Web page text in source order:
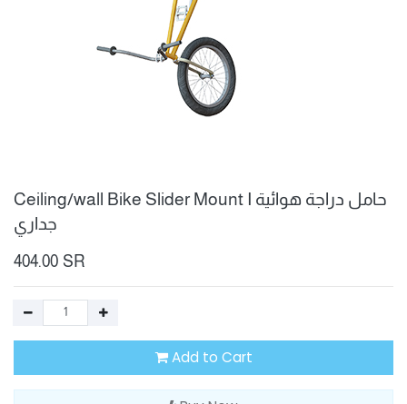
Ceiling/wall Bike Slider Mount I حامل دراجة هوائية
جداري
404.00 SR
Add to Cart